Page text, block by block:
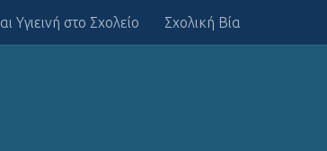
Υγιεινή στο Σχολείο Σχολική Βία